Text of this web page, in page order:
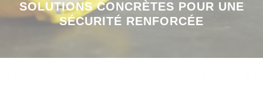
SOLUTIONS CONCRÈTES POUR UNE
SÉCURITÉ RENFORCÉE